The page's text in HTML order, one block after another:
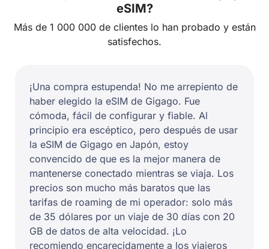
eSIM?
Más de 1 000 000 de clientes lo han probado y están
satisfechos.
¡Una compra estupenda! No me arrepiento de
haber elegido la eSIM de Gigago. Fue
cómoda, fácil de configurar y fiable. Al
principio era escéptico, pero después de usar
la eSIM de Gigago en Japón, estoy
convencido de que es la mejor manera de
mantenerse conectado mientras se viaja. Los
precios son mucho más baratos que las
tarifas de roaming de mi operador: solo más
de 35 dólares por un viaje de 30 días con 20
GB de datos de alta velocidad. ¡Lo
recomiendo encarecidamente a los viajeros